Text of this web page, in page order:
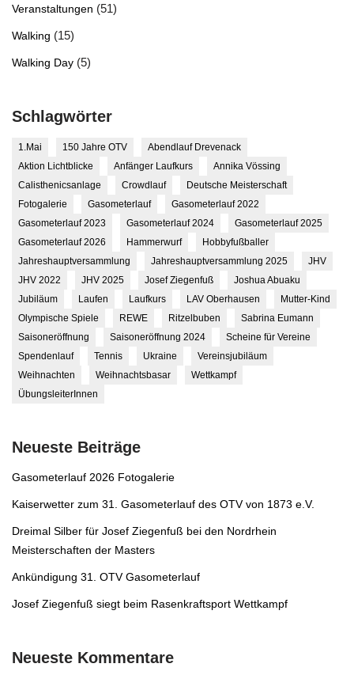
Veranstaltungen (51)
Walking (15)
Walking Day (5)
Schlagwörter
1.Mai 150 Jahre OTV
Abendlauf Drevenack
Aktion Lichtblicke
Anfänger Laufkurs
Annika Vössing
Calisthenicsanlage
Crowdlauf
Deutsche Meisterschaft
Fotogalerie
Gasometerlauf
Gasometerlauf 2022
Gasometerlauf 2023
Gasometerlauf 2024
Gasometerlauf 2025
Gasometerlauf 2026
Hammerwurf
Hobbyfußballer
Jahreshauptversammlung
Jahreshauptversammlung 2025
JHV
JHV 2022
JHV 2025 Josef Ziegenfuß
Joshua Abuaku
Jubiläum
Laufen Laufkurs LAV Oberhausen
Mutter-Kind
Olympische Spiele
REWE Ritzelbuben
Sabrina Eumann
Saisoneröffnung
Saisoneröffnung 2024
Scheine für Vereine
Spendenlauf
Tennis Ukraine
Vereinsjubiläum
Weihnachten
Weihnachtsbasar
Wettkampf
ÜbungsleiterInnen
Neueste Beiträge
Gasometerlauf 2026 Fotogalerie
Kaiserwetter zum 31. Gasometerlauf des OTV von 1873 e.V.
Dreimal Silber für Josef Ziegenfuß bei den Nordrhein
Meisterschaften der Masters
Ankündigung 31. OTV Gasometerlauf
Josef Ziegenfuß siegt beim Rasenkraftsport Wettkampf
Neueste Kommentare